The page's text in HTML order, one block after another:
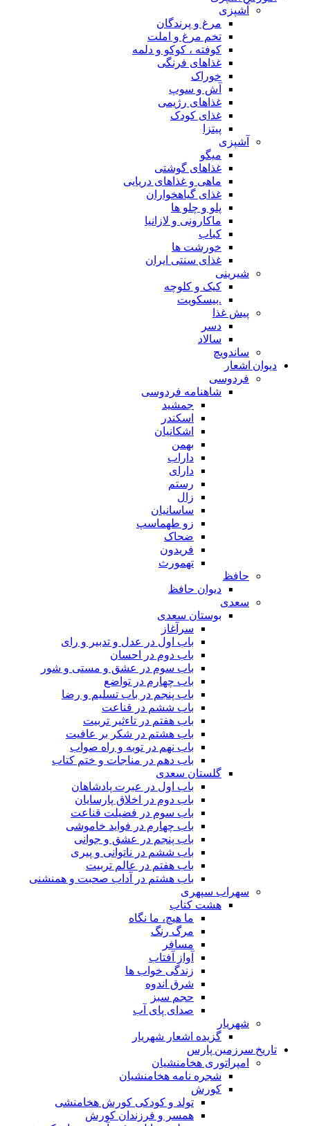
آشپزی
مرغ و پرندگان
تخم مرغ و املت
کوفته ، کوکو و دلمه
غذاهای فرنگی
خوراک
آش و سوپ
غذاهای رژیمی
غذای کودک
پیتزا
آشپزی
میگو
غذاهای گوشتی
ماهی و غذاهای دریایی
غذای گیاهخواران
پلو و چلو ها
ماکارونی و لازانیا
کباب
خورشت ها
غذای سنتی ایران
شیرینی
کیک و کلوچه
.بیسکویت
پیش غذا
دسر
سالاد
ساندویچ
دیوان اشعار
فردوسی
شاهنامه فردوسی
جمشید
اسکندر
اشکانیان
بهمن
داراب
دارای
رستم
زال
ساسانیان
زو طهماسپ‏
ضحاک
فریدون
تهمورث
حافظ
دیوان حافظ
سعدی
بوستان سعدی
سرآغاز
باب اول در عدل و تدبیر و رای
باب دوم در احسان
باب سوم در عشق و مستی و شور
باب چهارم در تواضع
باب پنجم در باب تسلیم و رضا
باب ششم در قناعت
باب هفتم در تاءثیر تربیت
باب هشتم در شکر بر عافیت
باب نهم در توبه و راه صواب
باب دهم در مناجات و ختم کتاب
گلستان سعدی
باب اول در عبرت پادشاهان
باب دوم در اخلاق پارسایان
باب سوم در فضیلت قناعت
باب چهارم در فواید خاموشى
باب پنجم در عشق و جوانى
باب ششم در ناتوانى و پیرى
باب هفتم در عالم تربیت
باب هشتم در آداب صحبت و همنشنى
سهراب سپهری
هشت کتاب
ما هیچ، ما نگاه
مرگ رنگ
مسافر
آواز آفتاب
زندگی خواب ها
شرق اندوه
حجم سبز
صدای پای آب
شهریار
گزیده اشعار شهریار
تاریخ سرزمین پارس
امپراتوری هخامنشیان
شجره نامه هخامنشیان
کورش
تولد و کودکی کورش هخامنشی
همسر و فرزندان کورش